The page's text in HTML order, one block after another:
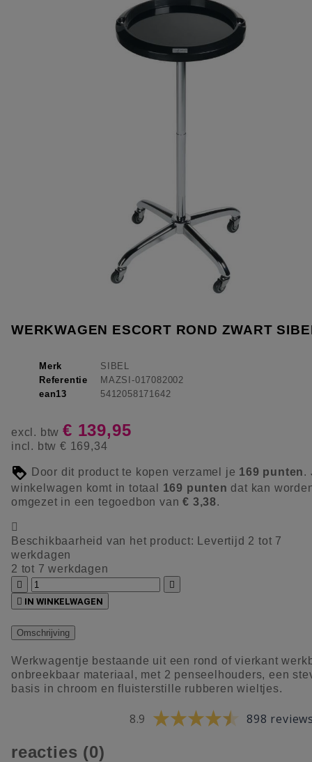
WERKWAGEN ESCORT ROND ZWART
Merk
SIBEL
Referentie
MAZSI-017082002
ean13
5412058171642
excl. btw € 139,95
incl. btw € 169,34
Door dit product te kopen verzamel je 169 punten.
winkelwagen komt in totaal 169 punten dat kan
omgezet in een tegoedbon van€ 3,38.

Beschikbaarheid van het product:
Levertijd 2 tot 7
werkdagen
2 tot 7 werkdagen


 IN WINKELWAGEN
Omschrijving
Werkwagentje bestaande uit een rond of vierkant
onbreekbaar materiaal, met 2 penseelhouders, een
basis in chroom en fluisterstille rubberen wieltjes.
8.9 898
reacties (0)